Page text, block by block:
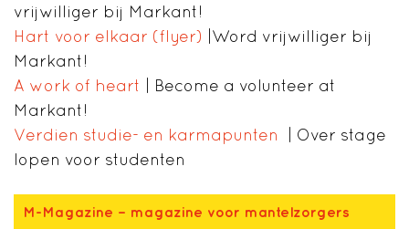
vrijwilliger bij Markant!
Hart voor elkaar (flyer) |Word vrijwilliger bij
Markant!
A work of heart | Become a volunteer at
Markant!
Verdien studie- en karmapunten
| Over stage
lopen voor studenten
M-Magazine – magazine voor mantelzorgers